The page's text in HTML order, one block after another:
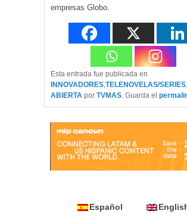
empresas Globo.
Esta entrada fue publicada en
INNOVADORES,TELENOVELAS/SERIES,
ABIERTA por TVMAS. Guarda el
Español